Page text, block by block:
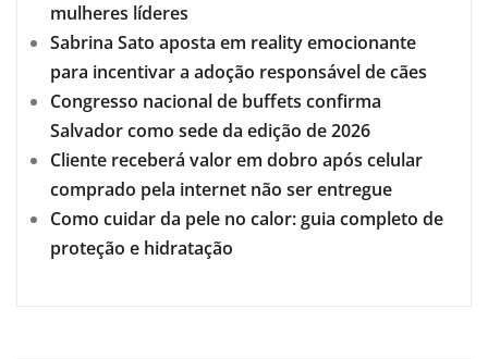
mulheres líderes
Sabrina Sato aposta em reality emocionante
para incentivar a adoção responsável de cães
Congresso nacional de buffets confirma
Salvador como sede da edição de 2026
Cliente receberá valor em dobro após celular
comprado pela internet não ser entregue
Como cuidar da pele no calor: guia completo de
proteção e hidratação